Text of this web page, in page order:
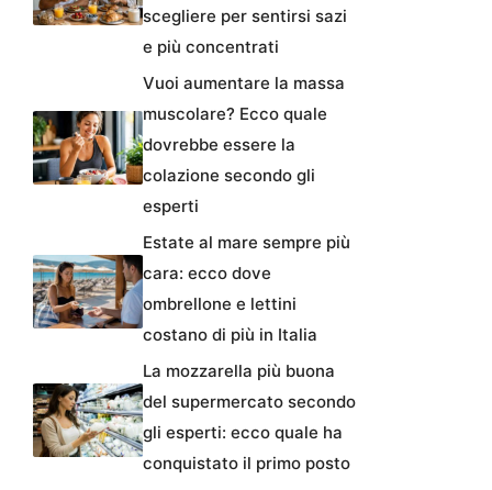
scegliere per sentirsi sazi
e più concentrati
Vuoi aumentare la massa
muscolare? Ecco quale
dovrebbe essere la
colazione secondo gli
esperti
Estate al mare sempre più
cara: ecco dove
ombrellone e lettini
costano di più in Italia
La mozzarella più buona
del supermercato secondo
gli esperti: ecco quale ha
conquistato il primo posto